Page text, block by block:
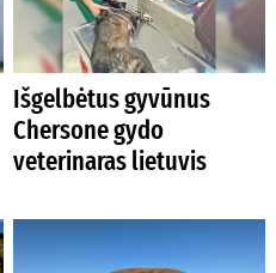
Išgelbėtus gyvūnus
Chersone gydo
veterinaras lietuvis